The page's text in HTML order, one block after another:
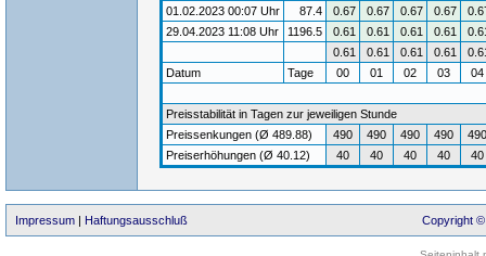
01.02.2023 00:07 Uhr
87.4 0.67 0.67 0.67 0.67
29.04.2023 11:08 Uhr
1196.5 0.61 0.61 0.61 0.61
0.61
0.61 0.61 0.61
Datum
Tage 00 01 02 03 04
Preisstabilität in Tagen zur jeweiligen Stunde
Preissenkungen (Ø 489.88)
490 490 490 490
490
Preiserhöhungen (Ø 40.12)
40 40 40 40 40
Impressum | Haftungsausschluß Copyright ©